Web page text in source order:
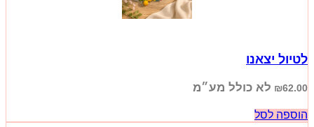
לטיול יצאנו
₪62.00 לא כולל מע״מ
הוספה לסל